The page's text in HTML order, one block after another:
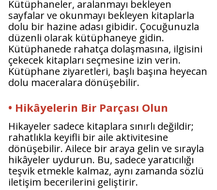
Kütüphaneler, aralanmayı bekleyen
sayfalar ve okunmayı bekleyen kitaplarla
dolu bir hazine adası gibidir. Çocuğunuzla
düzenli olarak kütüphaneye gidin.
Kütüphanede rahatça dolaşmasına, ilgisini
çekecek kitapları seçmesine izin verin.
Kütüphane ziyaretleri, başlı başına heyecan
dolu maceralara dönüşebilir.
• Hikâyelerin Bir Parçası Olun
Hikayeler sadece kitaplara sınırlı değildir;
rahatlıkla keyifli bir aile aktivitesine
dönüşebilir. Ailece bir araya gelin ve sırayla
hikâyeler uydurun. Bu, sadece yaratıcılığı
teşvik etmekle kalmaz, aynı zamanda sözlü
iletişim becerilerini geliştirir.